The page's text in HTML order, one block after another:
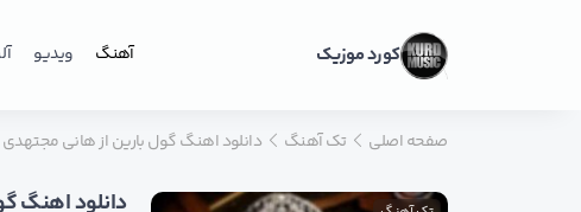
کورد موزیک آهنگ ویدیو
صفحه اصلی تک آهنگ دانلود اهنگ گول بارین از هانی مجتهدی
دانلود اهنگ